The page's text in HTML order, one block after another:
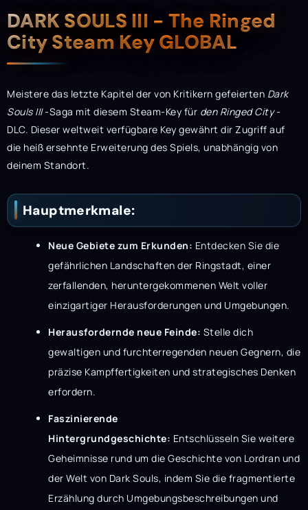
Beschreibung
DARK SOULS III - The Ringed
City Steam Key GLOBAL
Meistere das letzte Kapitel der von Kritikern gefeierten Dark
Souls III-Saga mit diesem Steam-Key für den Ringed City-
DLC. Dieser weltweit verfügbare Key gewährt dir Zugriff auf
die heiß ersehnte Erweiterung des Spiels, unabhängig von
deinem Standort.
Hauptmerkmale:
Neue Gebiete zum Erkunden: Entdecken Sie die
gefährlichen Landschaften der Ringstadt, einer
zerfallenden, heruntergekommenen Welt voller
einzigartiger Herausforderungen und Umgebungen.
Herausfordernde neue Feinde: Stelle dich
gewaltigen und furchterregenden neuen Gegnern, die
präzise Kampffertigkeiten und strategisches Denken
erfordern.
Faszinierende
Hintergrundgeschichte: Entschlüsseln Sie weitere
Geheimnisse rund um die Geschichte von Lordran und
der Welt von Dark Souls, indem Sie die fragmentierte
Erzählung durch Umgebungsbeschreibungen und